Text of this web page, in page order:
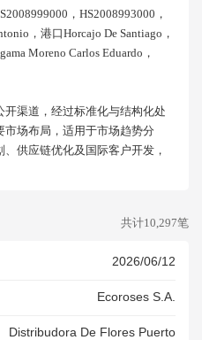
，HS2008993000，
，港口horcajo De Santiago，
Moreno Carlos Eduardo，
渠道，经过标准化与结构化处
场布局，适用于市场趋势分
供应链优化及国际客户开发，
共计10,297笔
2026/06/12
Ecoroses S.a.
Distribudora De Flores Puerto